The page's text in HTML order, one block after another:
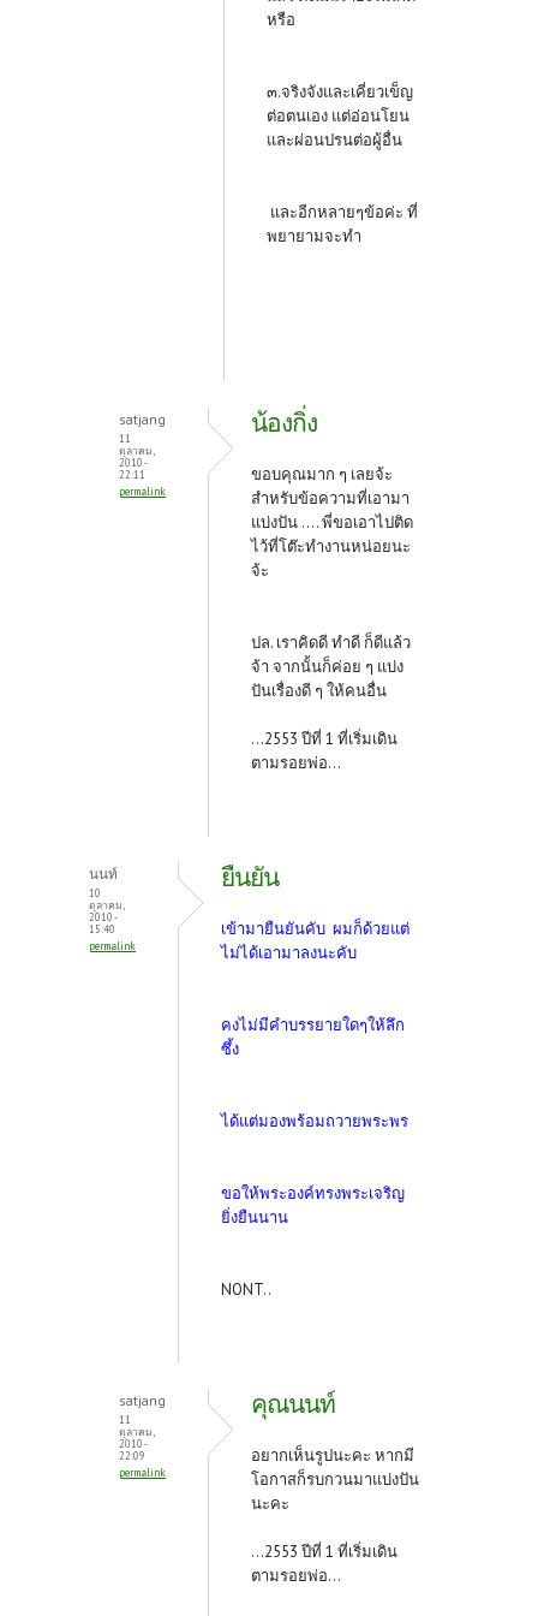
หรือ
๓.จริงจังและเคี่ยวเข็ญ
ต่อตนเอง แต่อ่อนโยน
และผ่อนปรนต่อผู้อื่น
และอีกหลายๆข้อค่ะ ที่
พยายามจะทำ
satjang
11
ตุลาคม,
2010 -
22:11
permalink
น้องกิ่ง
ขอบคุณมาก ๆ เลยจ้ะ
สำหรับข้อความที่เอามา
แบ่งปัน .... พี่ขอเอาไปติด
ไว้ที่โต๊ะทำงานหน่อยนะ
จ้ะ
ปล. เราคิดดี ทำดี ก็ดีแล้ว
จ้า จากนั้นก็ค่อย ๆ แบ่ง
ปันเรื่องดี ๆ ให้คนอื่น
...2553 ปีที่ 1 ที่เริ่มเดิน
ตามรอยพ่อ...
นนท์
10
ตุลาคม,
2010 -
15:40
permalink
ยืนยัน
เข้ามายืนยันคับ ผมก็ด้วยแต่
ไม่ได้เอามาลงนะคับ
คงไม่มีคำบรรยายใดๆให้ลึก
ซึ้ง
ได้แต่มองพร้อมถวายพระพร
ขอให้พระองค์ทรงพระเจริญ
ยิ่งยืนนาน
NONT..
satjang
11
ตุลาคม,
2010 -
22:09
permalink
คุณนนท์
อยากเห็นรูปนะคะ หากมี
โอกาสก็รบกวนมาแบ่งปัน
นะคะ
...2553 ปีที่ 1 ที่เริ่มเดิน
ตามรอยพ่อ...